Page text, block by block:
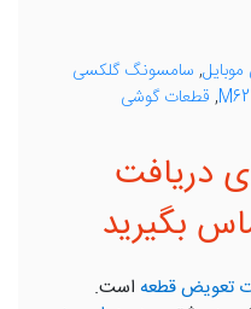
, سامسونگ گلکسی
, قطعات گوشی
دریافت
بگیرید
تعویض قطعه است.